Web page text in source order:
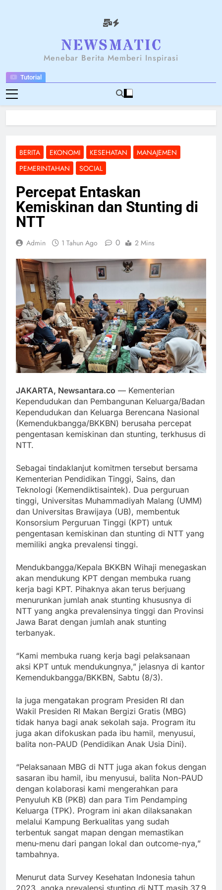
Tutorial
NEWSANTARA
Menebar Berita Memberi Inspirasi
BERITA EKONOMI KESEHATAN
MANAJEMEN
PEMERINTAHAN
SOCIAL
Percepat Entaskan
Kemiskinan dan Stunting di
NTT
Admin 1 Tahun Ago 0 2 Mins
JAKARTA, Newsantara.co — Kementerian
Kependudukan dan Pembangunan Keluarga/Badan
Kependudukan dan Keluarga Berencana Nasional
(Kemendukbangga/BKKBN) berusaha percepat
pengentasan kemiskinan dan stunting, terkhusus di
NTT.
Sebagai tindaklanjut komitmen tersebut bersama
Kementerian Pendidikan Tinggi, Sains, dan
Teknologi (Kemendiktisaintek). Dua perguruan
tinggi, Universitas Muhammadiyah Malang (UMM)
dan Universitas Brawijaya (UB), membentuk
Konsorsium Perguruan Tinggi (KPT) untuk
pengentasan kemiskinan dan stunting di NTT yang
memiliki angka prevalensi tinggi.
Mendukbangga/Kepala BKKBN Wihaji menegaskan
akan mendukung KPT dengan membuka ruang
kerja bagi KPT. Pihaknya akan terus berjuang
menurunkan jumlah anak stunting khususnya di
NTT yang angka prevalensinya tinggi dan Provinsi
Jawa Barat dengan jumlah anak stunting
terbanyak.
“Kami membuka ruang kerja bagi pelaksanaan
aksi KPT untuk mendukungnya,” jelasnya di kantor
Kemendukbangga/BKKBN, Sabtu (8/3).
Ia juga mengatakan program Presiden RI dan
Wakil Presiden RI Makan Bergizi Gratis (MBG)
tidak hanya bagi anak sekolah saja. Program itu
juga akan difokuskan pada ibu hamil, menyusui,
balita non-PAUD (Pendidikan Anak Usia Dini).
“Pelaksanaan MBG di NTT juga akan fokus dengan
sasaran ibu hamil, ibu menyusui, balita Non-PAUD
dengan kolaborasi kami mengerahkan para
Penyuluh KB (PKB) dan para Tim Pendamping
Keluarga (TPK). Program ini akan dilaksanakan
melalui Kampung Berkualitas yang sudah
terbentuk sangat mapan dengan memastikan
menu-menu dari pangan lokal dan outcome-nya,”
tambahnya.
Menurut data Survey Kesehatan Indonesia tahun
2023, angka prevalensi stunting di NTT masih 37,9